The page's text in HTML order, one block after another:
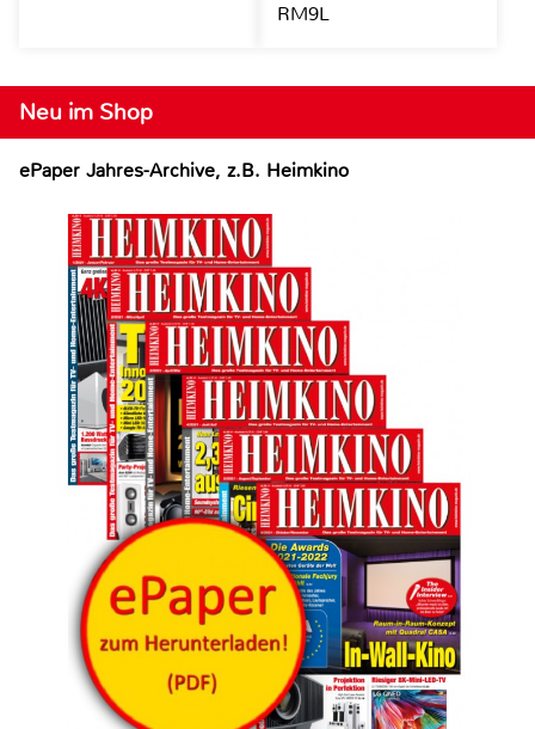
Neu im Shop
ePaper Jahres-Archive, z.B. Heimkino
RM9L